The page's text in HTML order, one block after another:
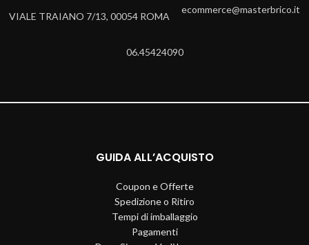
VIALE TRAIANO 7/13, 00054 ROMA
ecommerce@masterbrico.it
06.45424090
GUIDA ALL’ACQUISTO
Coupon e Offerte
Spedizione o Ritiro
Tempi di imballaggio
Pagamenti